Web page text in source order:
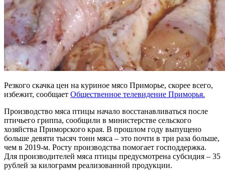
Резкого скачка цен на куриное мясо Приморье, скорее всего,
избежит, сообщает Общественное телевидение Приморья.
Производство мяса птицы начало восстанавливаться после
птичьего гриппа, сообщили в министерстве сельского
хозяйства Приморского края. В прошлом году выпущено
больше девяти тысяч тонн мяса – это почти в три раза больше,
чем в 2019-м. Росту производства помогает господдержка.
Для производителей мяса птицы предусмотрена субсидия – 35
рублей за килограмм реализованной продукции.